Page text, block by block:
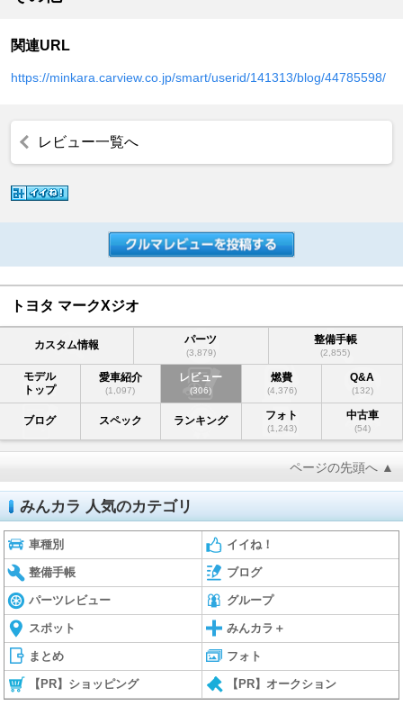
関連URL
https://minkara.carview.co.jp/smart/userid/141313/blog/44785598/
レビュー一覧へ
トヨタ マークXジオ
カスタム情報 パーツ
(3,879)
整備手帳
(2,855)
モデル
トップ
愛車紹介
(1,097)
レビュー
(306)
燃費
(4,376)
Q&A
(132)
ブログ スペック ランキング フォト
(1,243)
中古車
(54)
ページの先頭へ ▲
みんカラ 人気のカテゴリ
車種別 イイね！
整備手帳 ブログ
パーツレビュー グループ
スポット みんカラ＋
まとめ フォト
【PR】ショッピング 【PR】オークション